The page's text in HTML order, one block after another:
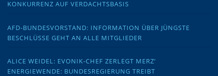
KONKURRENZ AUF VERDACHTSBASIS
AFD-BUNDESVORSTAND: INFORMATION ÜBER JÜNGSTE
BESCHLÜSSE GEHT AN ALLE MITGLIEDER
ALICE WEIDEL: EVONIK-CHEF ZERLEGT MERZ‘
ENERGIEWENDE: BUNDESREGIERUNG TREIBT